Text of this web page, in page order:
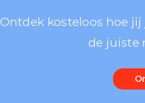
Ontdek kosteloos hoe
de juiste